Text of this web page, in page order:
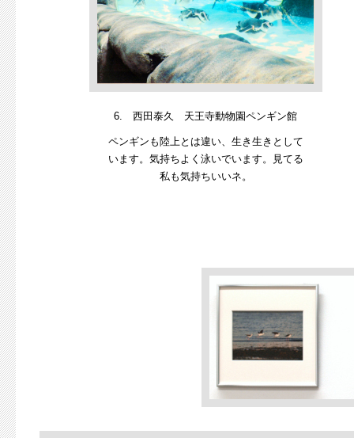
6. 西田泰久 天王寺動物園ペンギン館
ペンギンも陸上とは違い、生き生きとして
います。気持ちよく泳いでいます。見てる
私も気持ちいいネ。